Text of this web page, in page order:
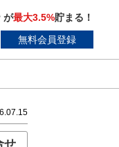
が最大3.5%貯まる！
無料会員登録
せ